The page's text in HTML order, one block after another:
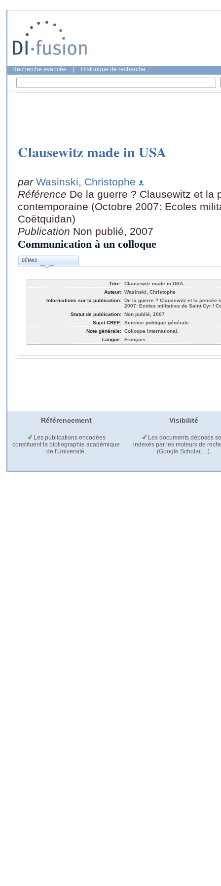
Recherche avancée Historique de recherche
Clausewitz made in USA
par Wasinski, Christophe
Référence De la guerre ? Clausewitz et la
contemporaine (Octobre 2007: Ecoles
Coëtquidan)
Publication Non publié, 2007
Communication à un colloque
DÉTAILS
Titre: Clausewitz made in USA
Auteur: Wasinski, Christophe
Informations sur la publication: De la guerre ? Clausewitz et la pensée
2007: Ecoles militaires de Saint Cyr /
Statut de publication: Non publié, 2007
Sujet CREF: Science politique générale
Note générale: Colloque international.
Langue: Français
Référencement Visibilité
Les publications encodées
constituent la bibliographie académique
de l'Université.
Les documents déposés
indexés par les moteurs de
(Google Scholar,…).